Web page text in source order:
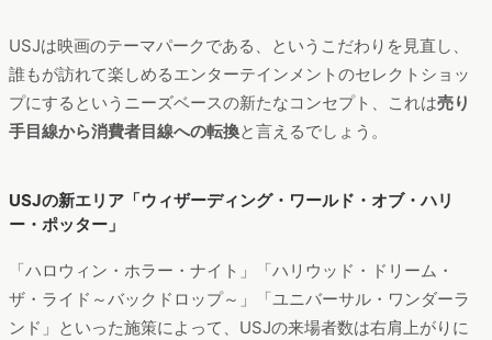
USJは映画のテーマパークである、というこだわりを見直し、
誰もが訪れて楽しめるエンターテインメントのセレクトショッ
プにするというニーズベースの新たなコンセプト、これは売り
手目線から消費者目線への転換と言えるでしょう。
USJの新エリア「ウィザーディング・ワールド・オブ・ハリ
ー・ポッター」
「ハロウィン・ホラー・ナイト」「ハリウッド・ドリーム・
ザ・ライド～バックドロップ～」「ユニバーサル・ワンダーラ
ンド」といった施策によって、USJの来場者数は右肩上がりに